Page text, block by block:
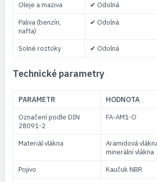
Oleje a maziva
✔ Odolná
Paliva (benzín,
nafta)
✔ Odolná
Solné roztoky ✔ Odolná
Technické parametry
PARAMETR HODNOTA
Označení podle DIN
28091-2
FA-AM1-O
Materiál vlákna
Aramidová
minerální vlákna
Pojivo
Kaučuk NBR